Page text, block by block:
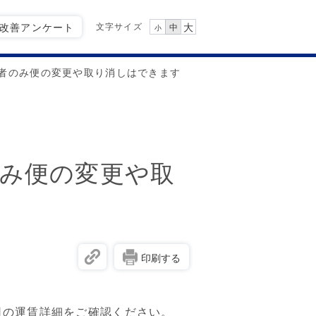
善アンケート 文字サイズ 小 中 大
のみ便の変更や取り消しはできます
便の変更や取
印刷する
運賃詳細をご確認ください。